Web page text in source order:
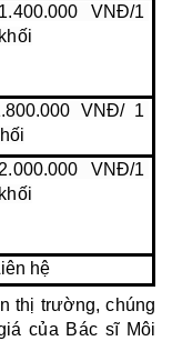
1.400.000 VNĐ/1
khối
VNĐ/ 1
2.000.000 VNĐ/1
khối
hệ
thị trường, chúng
của Bác sĩ Môi